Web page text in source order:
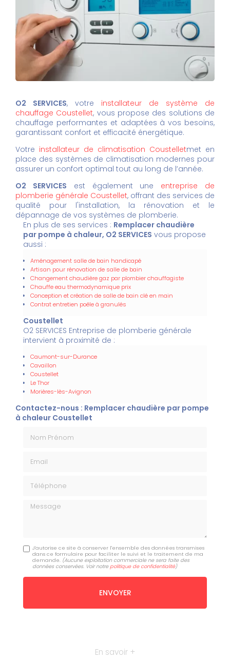
O2 SERVICES, votre installateur de système de
chauffage Coustellet, vous propose des solutions de
chauffage performantes et adaptées à vos besoins,
garantissant confort et efficacité énergétique.
Votre installateur de climatisation Coustelletmet en
place des systèmes de climatisation modernes pour
assurer un confort optimal tout au long de l’année.
O2 SERVICES est également une entreprise de
plomberie générale Coustellet, offrant des services de
qualité pour l'installation, la rénovation et le
dépannage de vos systèmes de plomberie.
En plus de ses services : Remplacer chaudière
par pompe à chaleur, O2 SERVICES vous propose
aussi :
Aménagement salle de bain handicapé
Artisan pour rénovation de salle de bain
Changement chaudière gaz par plombier chauffagiste
Chauffe eau thermodynamique prix
Conception et création de salle de bain clé en main
Contrat entretien poêle à granulés
Coustellet
O2 SERVICES Entreprise de plomberie générale
intervient à proximité de :
Caumont-sur-Durance
Cavaillon
Coustellet
Le Thor
Morières-lès-Avignon
Contactez-nous : Remplacer chaudière par pompe
à chaleur Coustellet
Message
J'autorise ce site à conserver l'ensemble des données transmises
dans ce formulaire pour faciliter le suivi et le traitement de ma
demande. (Aucune exploitation commerciale ne sera faite des
données conservées. Voir notre politique de confidentialité)
En savoir +